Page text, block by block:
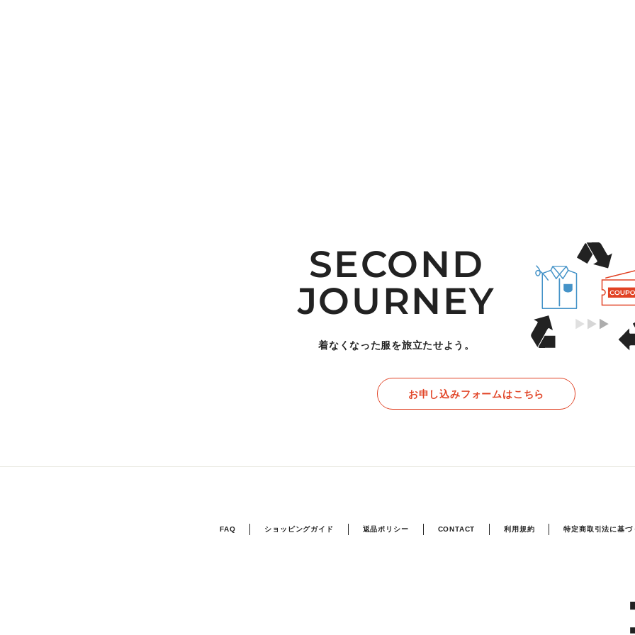
SECOND
JOURNEY
着なくなった服を旅立たせよう。
お申し込みフォームはこちら
FAQ ショッピングガイド 返品ポリシー CONTACT 利用規約 特定商取引法に基づ